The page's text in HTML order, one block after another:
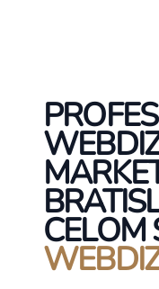
CELOM